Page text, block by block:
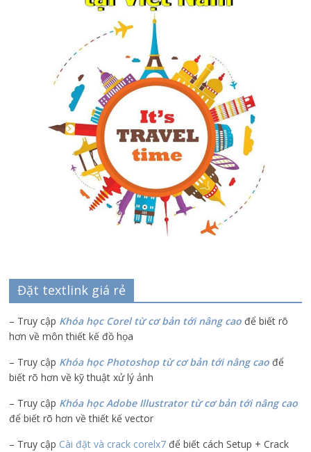
Đặt textlink giá rẻ
– Truy cập Khóa học Corel từ cơ bản tới nâng cao để biết rõ
hơn về môn thiết kế đồ họa
– Truy cập Khóa học Photoshop từ cơ bản tới nâng cao để
biết rõ hơn về kỹ thuật xử lý ảnh
– Truy cập Khóa học Adobe Illustratortừ cơ bản tới nâng cao
để biết rõ hơn về thiết kế vector
– Truy cập Cài đặt và crack corelx7 để biết cách Setup + Crack